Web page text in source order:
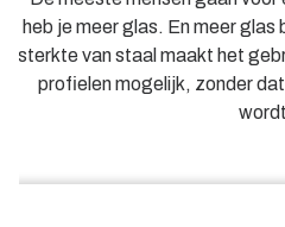
Beetje zonde als je je Van
heb je meer glas. En meer
sterkte van staal maakt het
profielen mogelijk, zonder